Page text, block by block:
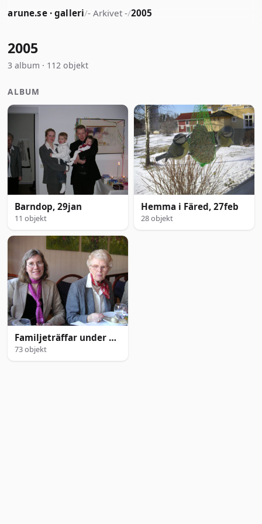
arune.se · galleri/- Arkivet -/2005
2005
3 album · 112 objekt
ALBUM
Barndop, 29jan
11 objekt
Hemma i Färed, 27feb
28 objekt
Familjeträffar under 2005 och 2006
73 objekt